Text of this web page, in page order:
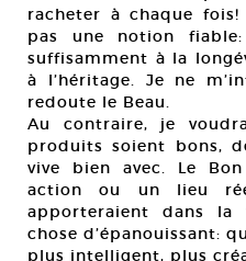
racheter à chaque
pas une notion
suffisamment à la
à l’héritage. Je ne
redoute le Beau.
Au contraire, je
produits soient bons,
vive bien avec. Le
action ou un lieu
apporteraient dans la
chose d’épanouissant:
plus intelligent, plus